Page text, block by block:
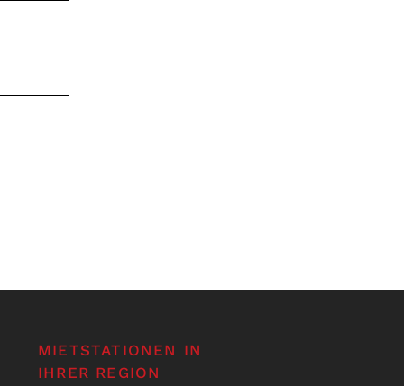
MIETSTATIONEN IN
IHRER REGION